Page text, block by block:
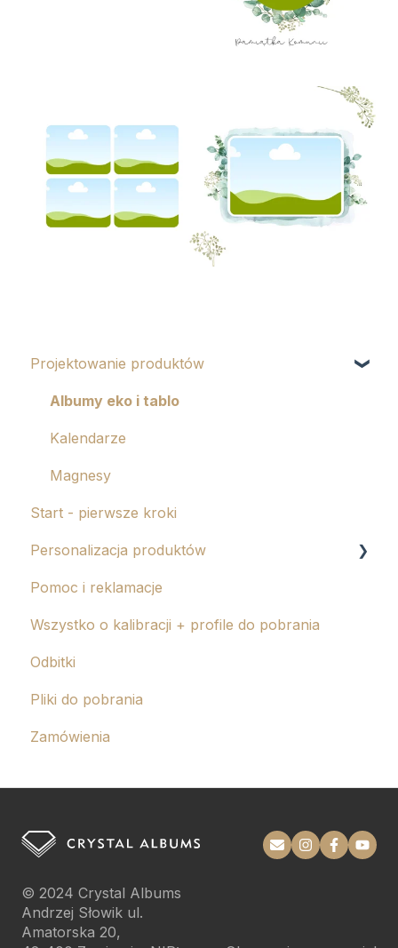
Projektowanie produktów
Albumy eko i tablo
Kalendarze
Magnesy
Start - pierwsze kroki
Personalizacja produktów
Tłoczenie
Grawer
Pomoc i reklamacje
Wszystko o kalibracji + profile do pobrania
Odbitki
Pliki do pobrania
Zamówienia
© 2024 Crystal Albums
Andrzej Słowik ul.
Amatorska 20,